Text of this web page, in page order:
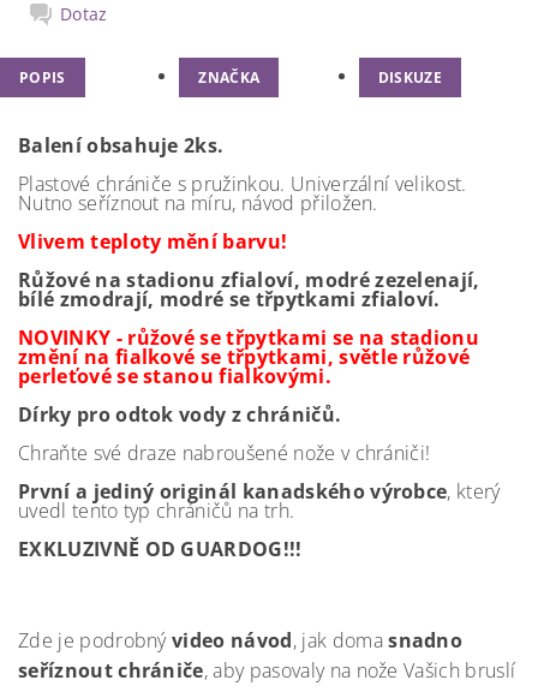
Dotaz
POPIS ZNAČKA DISKUZE
Balení obsahuje 2ks.
Plastové chrániče s pružinkou. Univerzální velikost.
Nutno seříznout na míru, návod přiložen.
Vlivem teploty mění barvu!
Růžové na stadionu zfialoví, modré zezelenají,
bílé zmodrají, modré se třpytkami zfialoví.
NOVINKY - růžové se třpytkami se na stadionu
změní na fialkové se třpytkami, světle růžové
perleťové se stanou fialkovými.
Dírky pro odtok vody z chráničů.
Chraňte své draze nabroušené nože v chrániči!
První a jediný originál kanadského výrobce, který
uvedl tento typ chráničů na trh.
EXKLUZIVNĚ OD GUARDOG!!!
Zde je podrobnývideo návod, jak domasnadno
seříznout chrániče, aby pasovaly na nože Vašich bruslí